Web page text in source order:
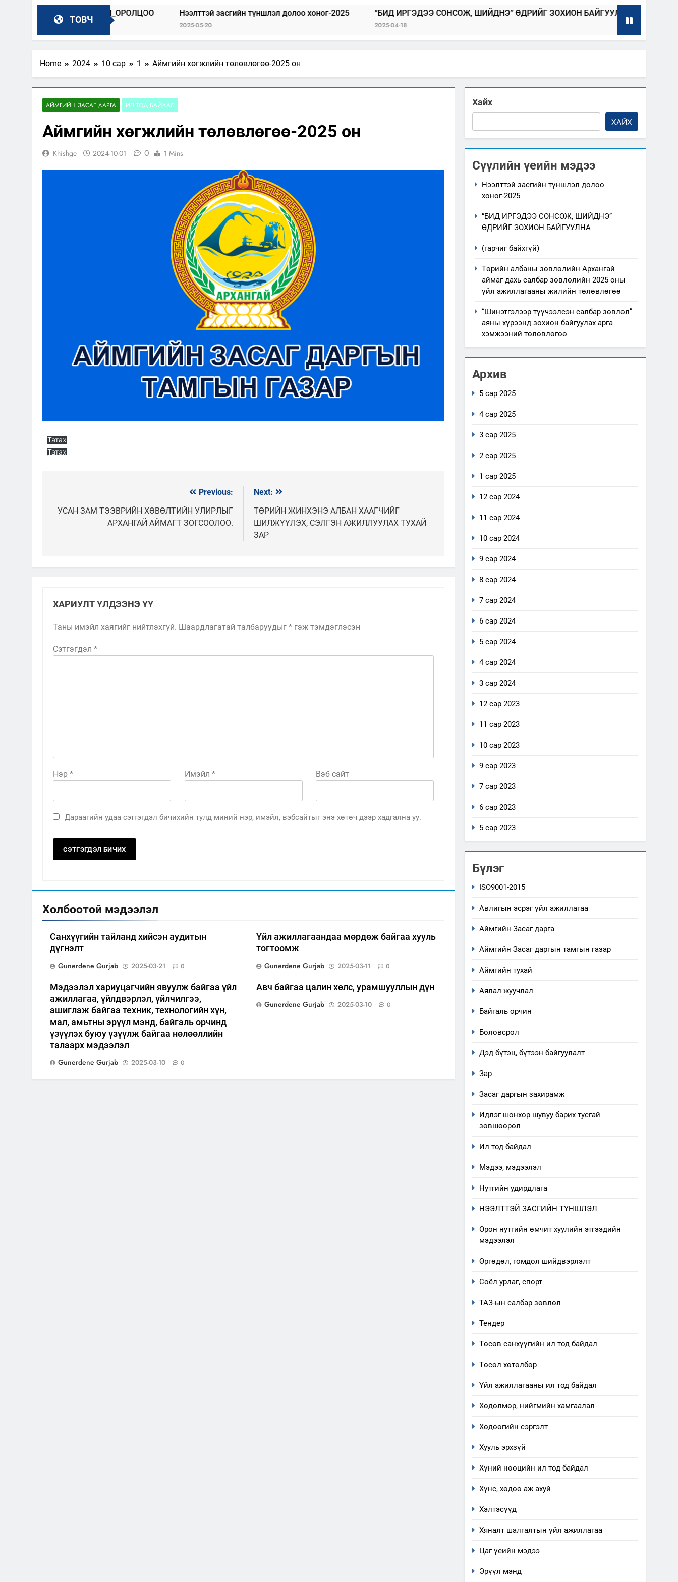
ТОВЧ
Нээлттэй засгийн түншлэл долоо хоног-2025 “БИД ИРГЭДЭЭ СОНСОЖ, ШИЙДНЭ” ӨДРИЙГ ЗОХИОН БАЙГУУЛНА 2025-04-08
Home 2024 10 сар 1 Аймгийн хөгжлийн төлөвлөгөө-2025 он
АЙМГИЙН ЗАСАГ ДАРГА ИЛ ТОД БАЙДАЛ
Аймгийн хөгжлийн төлөвлөгөө-2025 он
Khishge 2024-10-01 0 1 Mins
Татах
Татах
цэс
Previous:
УСАН ЗАМ ТЭЭВРИЙН ХӨВӨЛТИЙН УЛИРЛЫГ
АРХАНГАЙ АЙМАГТ ЗОГСООЛОО.
Next:
ТӨРИЙН ЖИНХЭНЭ АЛБАН ХААГЧИЙГ
ШИЛЖҮҮЛЭХ, СЭЛГЭН АЖИЛЛУУЛАХ ТУХАЙ
ЗАР
ХАРИУЛТ ҮЛДЭЭНЭ ҮҮ
Таны имэйл хаягийг нийтлэхгүй. Шаардлагатай талбаруудыг * гэж тэмдэглэсэн
Сэтгэгдэл *
Нэр * Имэйл * Вэб сайт
Дараагийн удаа сэтгэгдэл бичихийн тулд миний нэр, имэйл, вэбсайтыг энэ хөтөч дээр хадгална уу.
Холбоотой мэдээлэл
Санхүүгийн тайланд хийсэн аудитын
дүгнэлт
Gunerdene Gurjab
2025-03-21 0
Үйл ажиллагаандаа мөрдөж байгаа хууль
тогтоомж
Gunerdene Gurjab
2025-03-11 0
Мэдээлэл хариуцагчийн явуулж байгаа үйл
ажиллагаа, үйлдвэрлэл, үйлчилгээ,
ашиглаж байгаа техник, технологийн хүн,
мал, амьтны эрүүл мэнд, байгаль орчинд
үзүүлэх буюу үзүүлж байгаа нөлөөллийн
талаарх мэдээлэл
Gunerdene Gurjab
2025-03-10 0
Авч байгаа цалин хөлс, урамшууллын дүн
Gunerdene Gurjab
2025-03-10 0
Хайх
ХАЙХ
Сүүлийн үеийн мэдээ
Нээлттэй засгийн түншлэл долоо
хоног-2025
“БИД ИРГЭДЭЭ СОНСОЖ, ШИЙДНЭ”
ӨДРИЙГ ЗОХИОН БАЙГУУЛНА
(гарчиг байхгүй)
Төрийн албаны зөвлөлийн Архангай
аймаг дахь салбар зөвлөлийн 2025 оны
үйл ажиллагааны жилийн төлөвлөгөө
“Шинэтгэлээр түүчээлсэн салбар зөвлөл”
аяны хүрээнд зохион байгуулах арга
хэмжээний төлөвлөгөө
Архив
5 сар 2025
4 сар 2025
3 сар 2025
2 сар 2025
1 сар 2025
12 сар 2024
11 сар 2024
10 сар 2024
9 сар 2024
8 сар 2024
7 сар 2024
6 сар 2024
5 сар 2024
4 сар 2024
3 сар 2024
12 сар 2023
11 сар 2023
10 сар 2023
9 сар 2023
7 сар 2023
6 сар 2023
5 сар 2023
Бүлэг
ISO9001-2015
Авлигын эсрэг үйл ажиллагаа
Аймгийн Засаг дарга
Аймгийн Засаг даргын тамгын газар
Аймгийн тухай
Аялал жуучлал
Байгаль орчин
Боловсрол
Дэд бүтэц, бүтээн байгуулалт
Зар
Засаг даргын захирамж
Идлэг шонхор шувуу барих тусгай
зөвшөөрөл
Ил тод байдал
Мэдээ, мэдээлэл
Нутгийн удирдлага
НЭЭЛТТЭЙ ЗАСГИЙН ТҮНШЛЭЛ
Орон нутгийн өмчит хуулийн этгээдийн
мэдээлэл
Өргөдөл, гомдол шийдвэрлэлт
Соёл урлаг, спорт
ТАЗ-ын салбар зөвлөл
Тендер
Төсөв санхүүгийн ил тод байдал
Төсөл хөтөлбөр
Үйл ажиллагааны ил тод байдал
Хөдөлмөр, нийгмийн хамгаалал
Хөдөөгийн сэргэлт
Хууль эрхзүй
Хүний нөөцийн ил тод байдал
Хүнс, хөдөө аж ахуй
Хэлтэсүүд
Хяналт шалгалтын үйл ажиллагаа
Цаг үеийн мэдээ
Эрүүл мэнд
“Шинэтгэлээр түүчээлсэн
салбар зөвлөл” аяны
хүрээнд зохион байгуулах
Санхүүгийн тайланд хийсэн
ИЛ ТОД БАЙДАЛ
ИЛ ТОД БАЙДАЛ
явуулж байгаа үйл
үйлчилгээ, ашиглаж байгаа
байгаль орчинд үзүүлэх
нөлөөллийн талаарх
ИЛ ТОД БАЙДАЛ
долоо хоног-2025
“БИД ИРГЭДЭЭ СОНСОЖ,